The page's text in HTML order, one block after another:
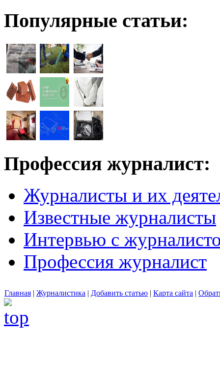
Популярные статьи:
Профессия журналист:
Журналисты и их
Известные журналисты
Интервью с
Профессия журналист
Главная | Журналистика | Добавить статью | Карта сайта |